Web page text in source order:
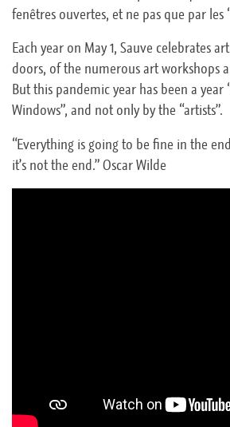
fenêtres ouvertes, et ne pas que par les
Each year on May 1, Sauve celebrates
doors, of the numerous art workshops
But this pandemic year has been a year
Windows”, and not only by the “artists”.
“Everything is going to be fine in the
it’s not the end.” Oscar Wilde